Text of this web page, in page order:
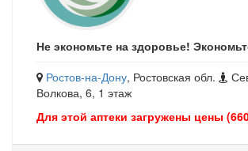
Не экономьте на здоровье!
Ростов-на-Дону, Ростовская обл.
Волкова, 6, 1 этаж
Для этой аптеки загружены цены